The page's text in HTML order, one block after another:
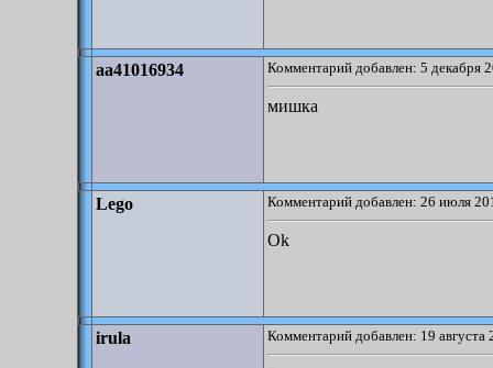
aa41016934 Комментарий добавлен: 5 декабря
мишка
Lego Комментарий добавлен: 26 июля
Ok
irula Комментарий добавлен: 19 августа